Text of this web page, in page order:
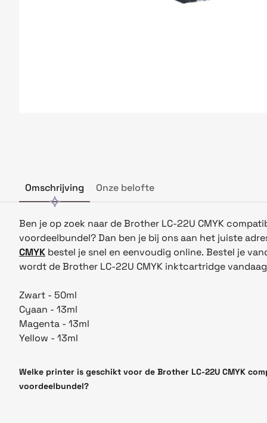
Omschrijving Onze belofte
Ben je op zoek naar de Brother LC-22U CMYK
voordeelbundel? Dan ben je bij ons aan het juiste
CMYK bestel je snel en eenvoudig online. Bestel je
wordt de Brother LC-22U CMYK inktcartridge
Zwart - 50ml
Cyaan - 13ml
Magenta - 13ml
Yellow - 13ml
Welke printer is geschikt voor de Brother LC-22U CMYK
voordeelbundel?